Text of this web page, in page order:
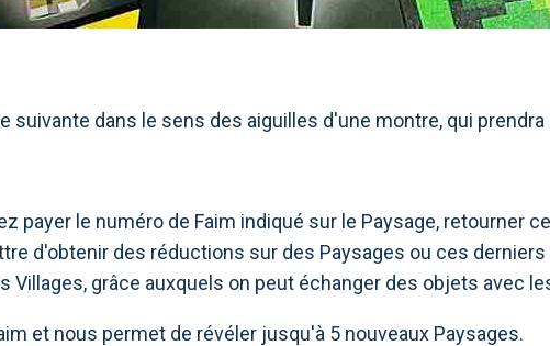
suivante dans le sens des aiguilles d'une montre, qui
payer le numéro de Faim indiqué sur le Paysage, retourner
d'obtenir des réductions sur des Paysages ou ces
Villages, grâce auxquels on peut échanger des objets avec
et nous permet de révéler jusqu'à 5 nouveaux Paysages.